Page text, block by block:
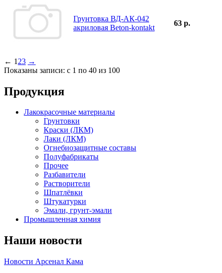
Грунтовка ВД-АК-042
акриловая Beton-kontakt
63 р.
← 1 23 →
Показаны записи: с 1 по 40 из 100
Продукция
Лакокрасочные материалы
Грунтовки
Краски (ЛКМ)
Лаки (ЛКМ)
Огнебиозащитные составы
Полуфабрикаты
Прочее
Разбавители
Растворители
Шпатлёвки
Штукатурки
Эмали, грунт-эмали
Промышленная химия
Наши новости
Новости Арсенал Кама